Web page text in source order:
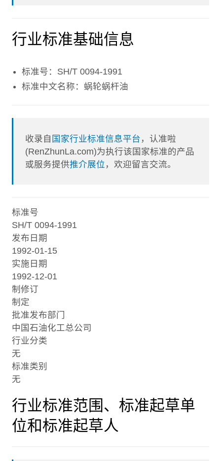
行业标准基础信息
标准号：SH/T 0094-1991
标准中文名称：蜗轮蜗杆油
收录自 国家行业标准信息平台 ，认准啦
(RenZhunLa.com)为执行该国家标准的产品
或服务提供推介展位 ，欢迎留言交流。
标准号
SH/T 0094-1991
发布日期
1992-01-15
实施日期
1992-12-01
制修订
制定
批准发布部门
中国石油化工总公司
行业分类
无
标准类别
无
行业标准范围、标准起草单
位和标准起草人